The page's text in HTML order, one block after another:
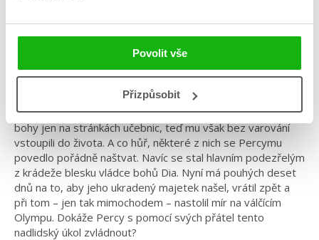
Povolit vše
Přizpůsobit
Komiksové zpracování slavného bestselleru, který
dobyl svět!
Percy Jackson dosud vídal mytologické příšery a olympské
bohy jen na stránkách učebnic, teď mu však bez varování
vstoupili do života. A co hůř, některé z nich se Percymu
povedlo pořádně naštvat. Navíc se stal hlavním podezřelým
z krádeže blesku vládce bohů Dia. Nyní má pouhých deset
dnů na to, aby jeho ukradený majetek našel, vrátil zpět a
při tom – jen tak mimochodem – nastolil mír na válčícím
Olympu. Dokáže Percy s pomocí svých přátel tento
nadlidský úkol zvládnout?